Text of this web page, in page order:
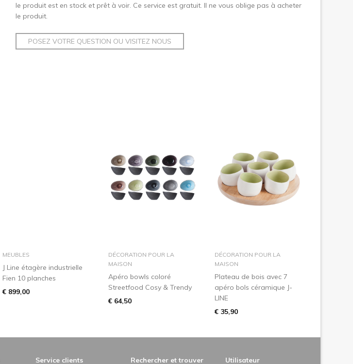
le produit est en stock et prêt à voir. Ce service est gratuit. Il ne vous oblige pas à acheter
le produit.
POSEZ VOTRE QUESTION OU VISITEZ NOUS
dans le panier
MEUBLES
J Line étagère industrielle
Fien 10 planches
€ 899,00
dans le panier
DÉCORATION POUR LA
MAISON
Apéro bowls coloré
Streetfood Cosy & Trendy
€ 64,50
dans le panier
DÉCORATION POUR LA
MAISON
Plateau de bois avec 7
apéro bols céramique J-
LINE
€ 35,90
Service clients Rechercher et trouver Utilisateur